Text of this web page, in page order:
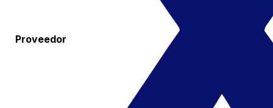
Proveedor